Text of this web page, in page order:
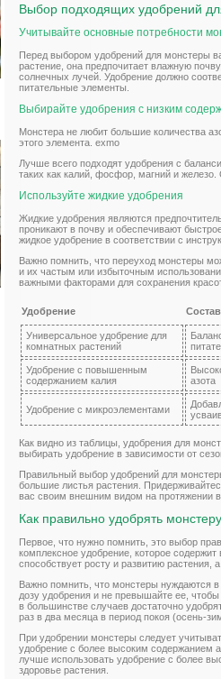
Выбор подходящих удобрений
Учитывайте основные потребности
Перед выбором удобрений для монстеры
растение, она предпочитает влажную
солнечных лучей. Удобрение должно
питательные элементы.
Выбирайте удобрения с низким
Монстера не любит большие количества
этого элемента. exmo
Лучше всего подходят удобрения с
таких как калий, фосфор, магний и
Используйте жидкие удобрения
Жидкие удобрения являются
проникают в почву и обеспечивают
жидкое удобрение в соответствии с
Важно помнить, что переуход монстеры
и их частым или избыточным
важными факторами для сохранения
Удобрение Состав
Универсальное удобрение для
комнатных растений
Удобрение с повышенным
содержанием калия
азота
Удобрение с микроэлементами
Как видно из таблицы, удобрения для
выбирать удобрение в зависимости от
Правильный выбор удобрений для
большие листья растения.
вас своим внешним видом на протяжении
Как правильно удобрять
Первое, что нужно помнить, это выбор
комплексное удобрение, которое
способствует росту и развитию растения,
Важно помнить, что монстеры нуждаются
дозу удобрения и не превышайте ее,
в большинстве случаев достаточно
раз в два месяца в период покоя (осень-
При удобрении монстеры следует
удобрение с более высоким содержанием
лучше использовать удобрение с более
здоровье растения.